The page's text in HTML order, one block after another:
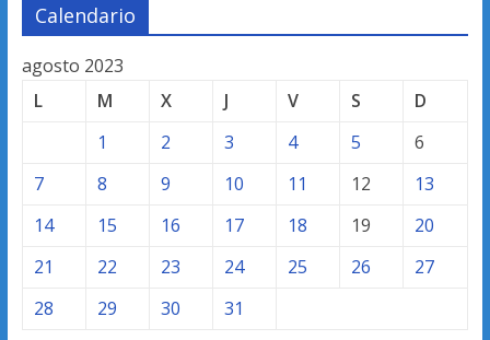
Calendario
agosto 2023
L
M X J V S
D
1
2 3 4 5
6
7
8 9 10 11 12
13
14
15 16 17 18 19
20
21
22 23 24 25 26
27
28
29 30 31